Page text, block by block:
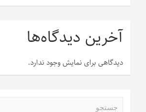
آخرین دیدگاه‌ها
دیدگاهی برای نمایش وجود ندارد.